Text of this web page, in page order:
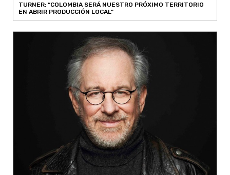
TURNER: “COLOMBIA SERÁ NUESTRO PRÓXIMO TERRITORIO
EN ABRIR PRODUCCIÓN LOCAL”